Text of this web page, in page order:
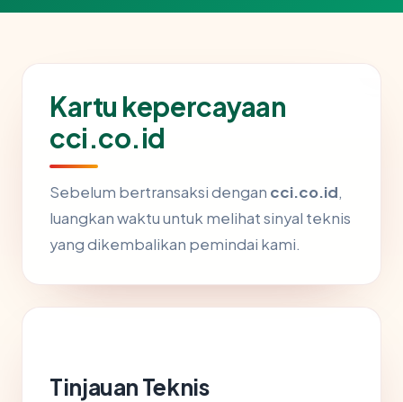
Kartu kepercayaan
cci.co.id
Sebelum bertransaksi dengan cci.co.id,
luangkan waktu untuk melihat sinyal teknis
yang dikembalikan pemindai kami.
Tinjauan Teknis